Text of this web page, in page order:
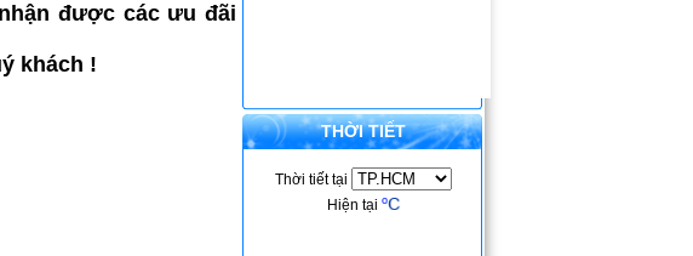
được các ưu đãi
khách !
THỜI TIẾT
Thời tiết tại
Hiện tại